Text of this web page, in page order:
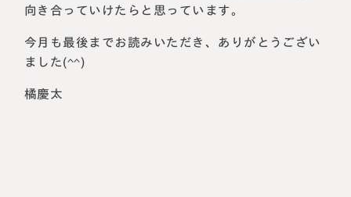
向き合っていけたらと思っています。
今月も最後までお読みいただき、ありがとうござい
ました(^^)
橘慶太